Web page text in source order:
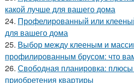
какой лучше для вашего дома
24. Профелированный или
для вашего дома
25. Выбор между клееным и
профилированным брусом: что
26. Свободная планировка:
приобретения квартиры